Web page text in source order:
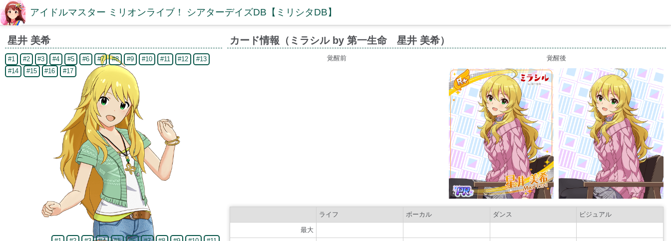
アイドルマスター ミリオンライブ！ シアターデイズDB【ミリシタDB】
星井 美希
#1 #2 #3 #4 #5 #6 #7 #8 #9 #10 #11 #12
#13
#14
#15 #16 #17
カード情報（ミラシル by 第一生命 星井 美希）
覚醒前 覚醒後
ライフ ボーカル ダンス ビジュアル
最大